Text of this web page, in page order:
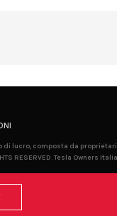
di lucro, composta da
Tesla Owners